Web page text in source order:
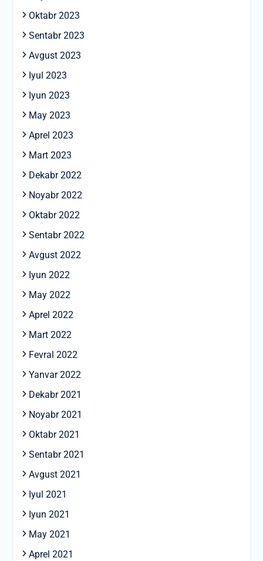
Oktabr 2023
Sentabr 2023
Avgust 2023
Iyul 2023
Iyun 2023
May 2023
Aprel 2023
Mart 2023
Dekabr 2022
Noyabr 2022
Oktabr 2022
Sentabr 2022
Avgust 2022
Iyun 2022
May 2022
Aprel 2022
Mart 2022
Fevral 2022
Yanvar 2022
Dekabr 2021
Noyabr 2021
Oktabr 2021
Sentabr 2021
Avgust 2021
Iyul 2021
Iyun 2021
May 2021
Aprel 2021